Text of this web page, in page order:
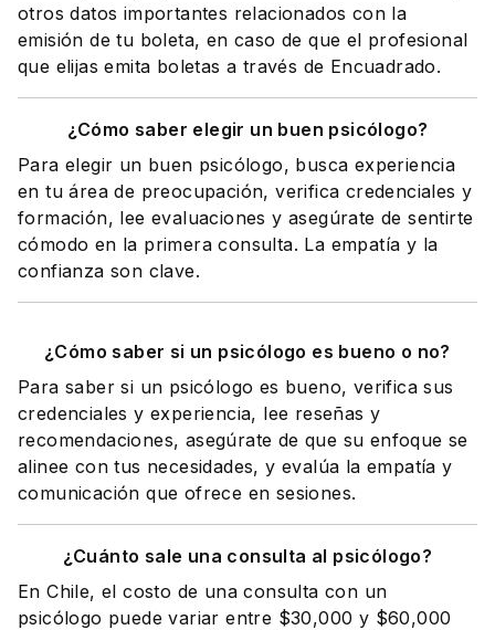
otros datos importantes relacionados con la
emisión de tu boleta, en caso de que el profesional
que elijas emita boletas a través de Encuadrado.
¿Cómo saber elegir un buen psicólogo?
Para elegir un buen psicólogo, busca experiencia
en tu área de preocupación, verifica credenciales y
formación, lee evaluaciones y asegúrate de sentirte
cómodo en la primera consulta. La empatía y la
confianza son clave.
¿Cómo saber si un psicólogo es bueno o no?
Para saber si un psicólogo es bueno, verifica sus
credenciales y experiencia, lee reseñas y
recomendaciones, asegúrate de que su enfoque se
alinee con tus necesidades, y evalúa la empatía y
comunicación que ofrece en sesiones.
¿Cuánto sale una consulta al psicólogo?
En Chile, el costo de una consulta con un
psicólogo puede variar entre $30,000 y $60,000